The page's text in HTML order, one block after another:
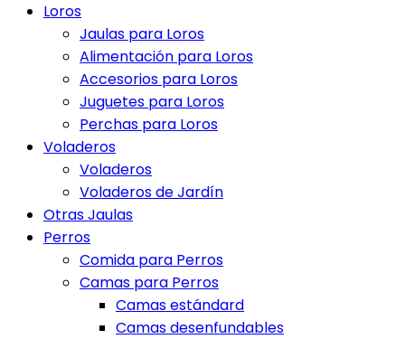
Loros
Jaulas para Loros
Alimentación para Loros
Accesorios para Loros
Juguetes para Loros
Perchas para Loros
Voladeros
Voladeros
Voladeros de Jardín
Otras Jaulas
Perros
Comida para Perros
Camas para Perros
Camas estándard
Camas desenfundables